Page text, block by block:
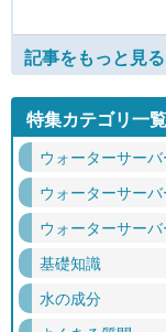
記事をもっと見
特集カテゴリ一覧
ウォーターサー
ウォーターサー
ウォーターサー
基礎知識
水の成分